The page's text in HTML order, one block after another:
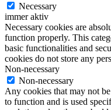
Necessary
immer aktiv
Necessary cookies are
function properly. This
basic functionalities and
cookies do not store any
Non-necessary
Non-necessary
Any cookies that may not
to function and is used